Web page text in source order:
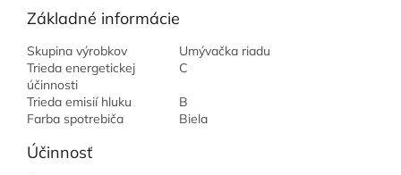
Základné informácie
Skupina výrobkov
Umývačka riadu
Trieda energetickej
účinnosti
C
Trieda emisií hluku
B
Farba spotrebiča
Biela
Účinnosť